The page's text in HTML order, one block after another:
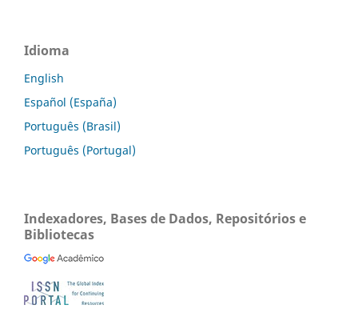
Idioma
English
Español (España)
Português (Brasil)
Português (Portugal)
Indexadores, Bases de Dados, Repositórios e
Bibliotecas